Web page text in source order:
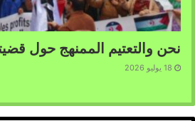
نحن والتعتيم الممنهج حول
18 يوليو 2026